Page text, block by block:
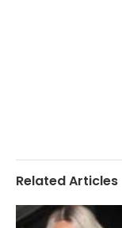
Related Articles